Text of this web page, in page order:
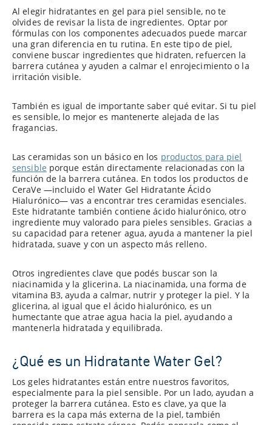
Al elegir hidratantes en gel para piel sensible, no te
olvides de revisar la lista de ingredientes. Optar por
fórmulas con los componentes adecuados puede marcar
una gran diferencia en tu rutina. En este tipo de piel,
conviene buscar ingredientes que hidraten, refuercen la
barrera cutánea y ayuden a calmar el enrojecimiento o la
irritación visible.
También es igual de importante saber qué evitar. Si tu piel
es sensible, lo mejor es mantenerte alejada de las
fragancias.
Las ceramidas son un básico en los productos para piel
sensible porque están directamente relacionadas con la
función de la barrera cutánea. En todos los productos de
CeraVe —incluido el Water Gel Hidratante Ácido
Hialurónico— vas a encontrar tres ceramidas esenciales.
Este hidratante también contiene ácido hialurónico, otro
ingrediente muy valorado para pieles sensibles. Gracias a
su capacidad para retener agua, ayuda a mantener la piel
hidratada, suave y con un aspecto más relleno.
Otros ingredientes clave que podés buscar son la
niacinamida y la glicerina. La niacinamida, una forma de
vitamina B3, ayuda a calmar, nutrir y proteger la piel. Y la
glicerina, al igual que el ácido hialurónico, es un
humectante que atrae agua hacia la piel, ayudando a
mantenerla hidratada y equilibrada.
¿Qué es un Hidratante Water Gel?
Los geles hidratantes están entre nuestros favoritos,
especialmente para la piel sensible. Por un lado, ayudan a
proteger la barrera cutánea. Esto es clave, ya que la
barrera es la capa más externa de la piel, también